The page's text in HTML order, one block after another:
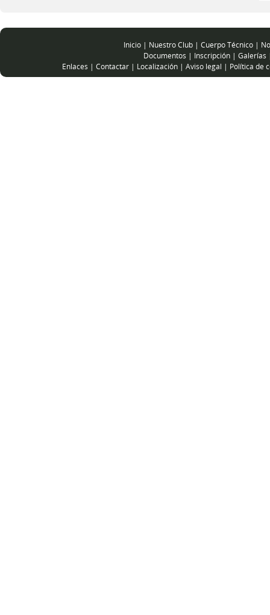
Inicio | Nuestro Club | Cuerpo Técnico |
Documentos | Inscripción | Galerías
Enlaces | Contactar | Localización | Aviso legal | Política de